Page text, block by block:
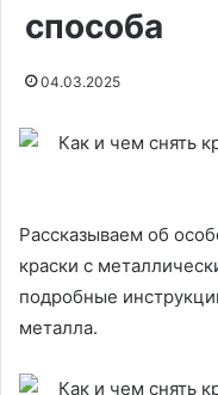
способа
04.03.2025
Рассказываем об
краски с
подробные
металла.